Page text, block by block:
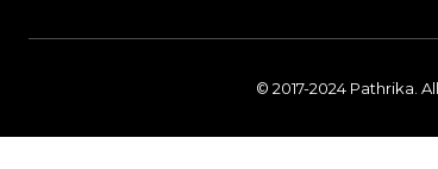
© 2017-2024 Pathrika.